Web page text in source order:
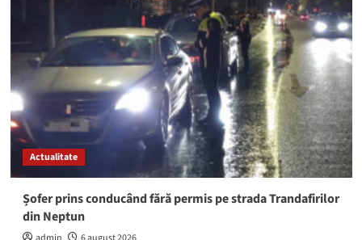
Actualitate
Șofer prins conducând fără permis pe strada Trandafirilor
din Neptun